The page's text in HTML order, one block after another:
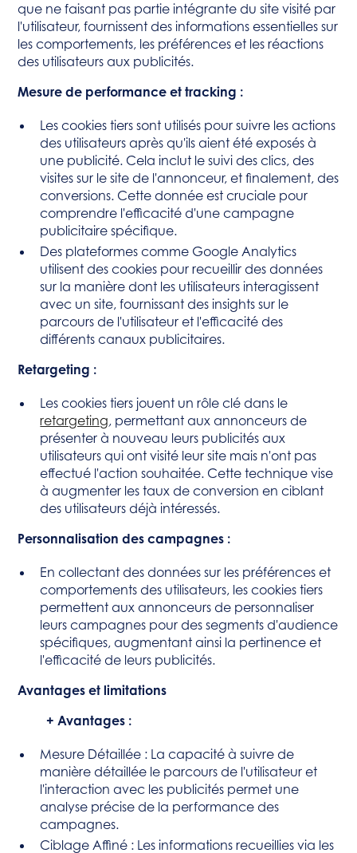
que ne faisant pas partie intégrante du site visité par
l'utilisateur, fournissent des informations essentielles sur
les comportements, les préférences et les réactions
des utilisateurs aux publicités.
Mesure de performance et tracking :
Les cookies tiers sont utilisés pour suivre les actions
des utilisateurs après qu'ils aient été exposés à
une publicité. Cela inclut le suivi des clics, des
visites sur le site de l'annonceur, et finalement, des
conversions. Cette donnée est cruciale pour
comprendre l'efficacité d'une campagne
publicitaire spécifique.
Des plateformes comme Google Analytics
utilisent des cookies pour recueillir des données
sur la manière dont les utilisateurs interagissent
avec un site, fournissant des insights sur le
parcours de l'utilisateur et l'efficacité des
différents canaux publicitaires.
Retargeting :
Les cookies tiers jouent un rôle clé dans le
retargeting, permettant aux annonceurs de
présenter à nouveau leurs publicités aux
utilisateurs qui ont visité leur site mais n'ont pas
effectué l'action souhaitée. Cette technique vise
à augmenter les taux de conversion en ciblant
des utilisateurs déjà intéressés.
Personnalisation des campagnes :
En collectant des données sur les préférences et
comportements des utilisateurs, les cookies tiers
permettent aux annonceurs de personnaliser
leurs campagnes pour des segments d'audience
spécifiques, augmentant ainsi la pertinence et
l'efficacité de leurs publicités.
Avantages et limitations
+ Avantages :
Mesure Détaillée : La capacité à suivre de
manière détaillée le parcours de l'utilisateur et
l'interaction avec les publicités permet une
analyse précise de la performance des
campagnes.
Ciblage Affiné : Les informations recueillies via les